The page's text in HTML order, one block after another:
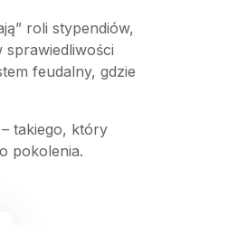
roli stypendiów,
feudalny, gdzie
takiego, który
pokolenia.